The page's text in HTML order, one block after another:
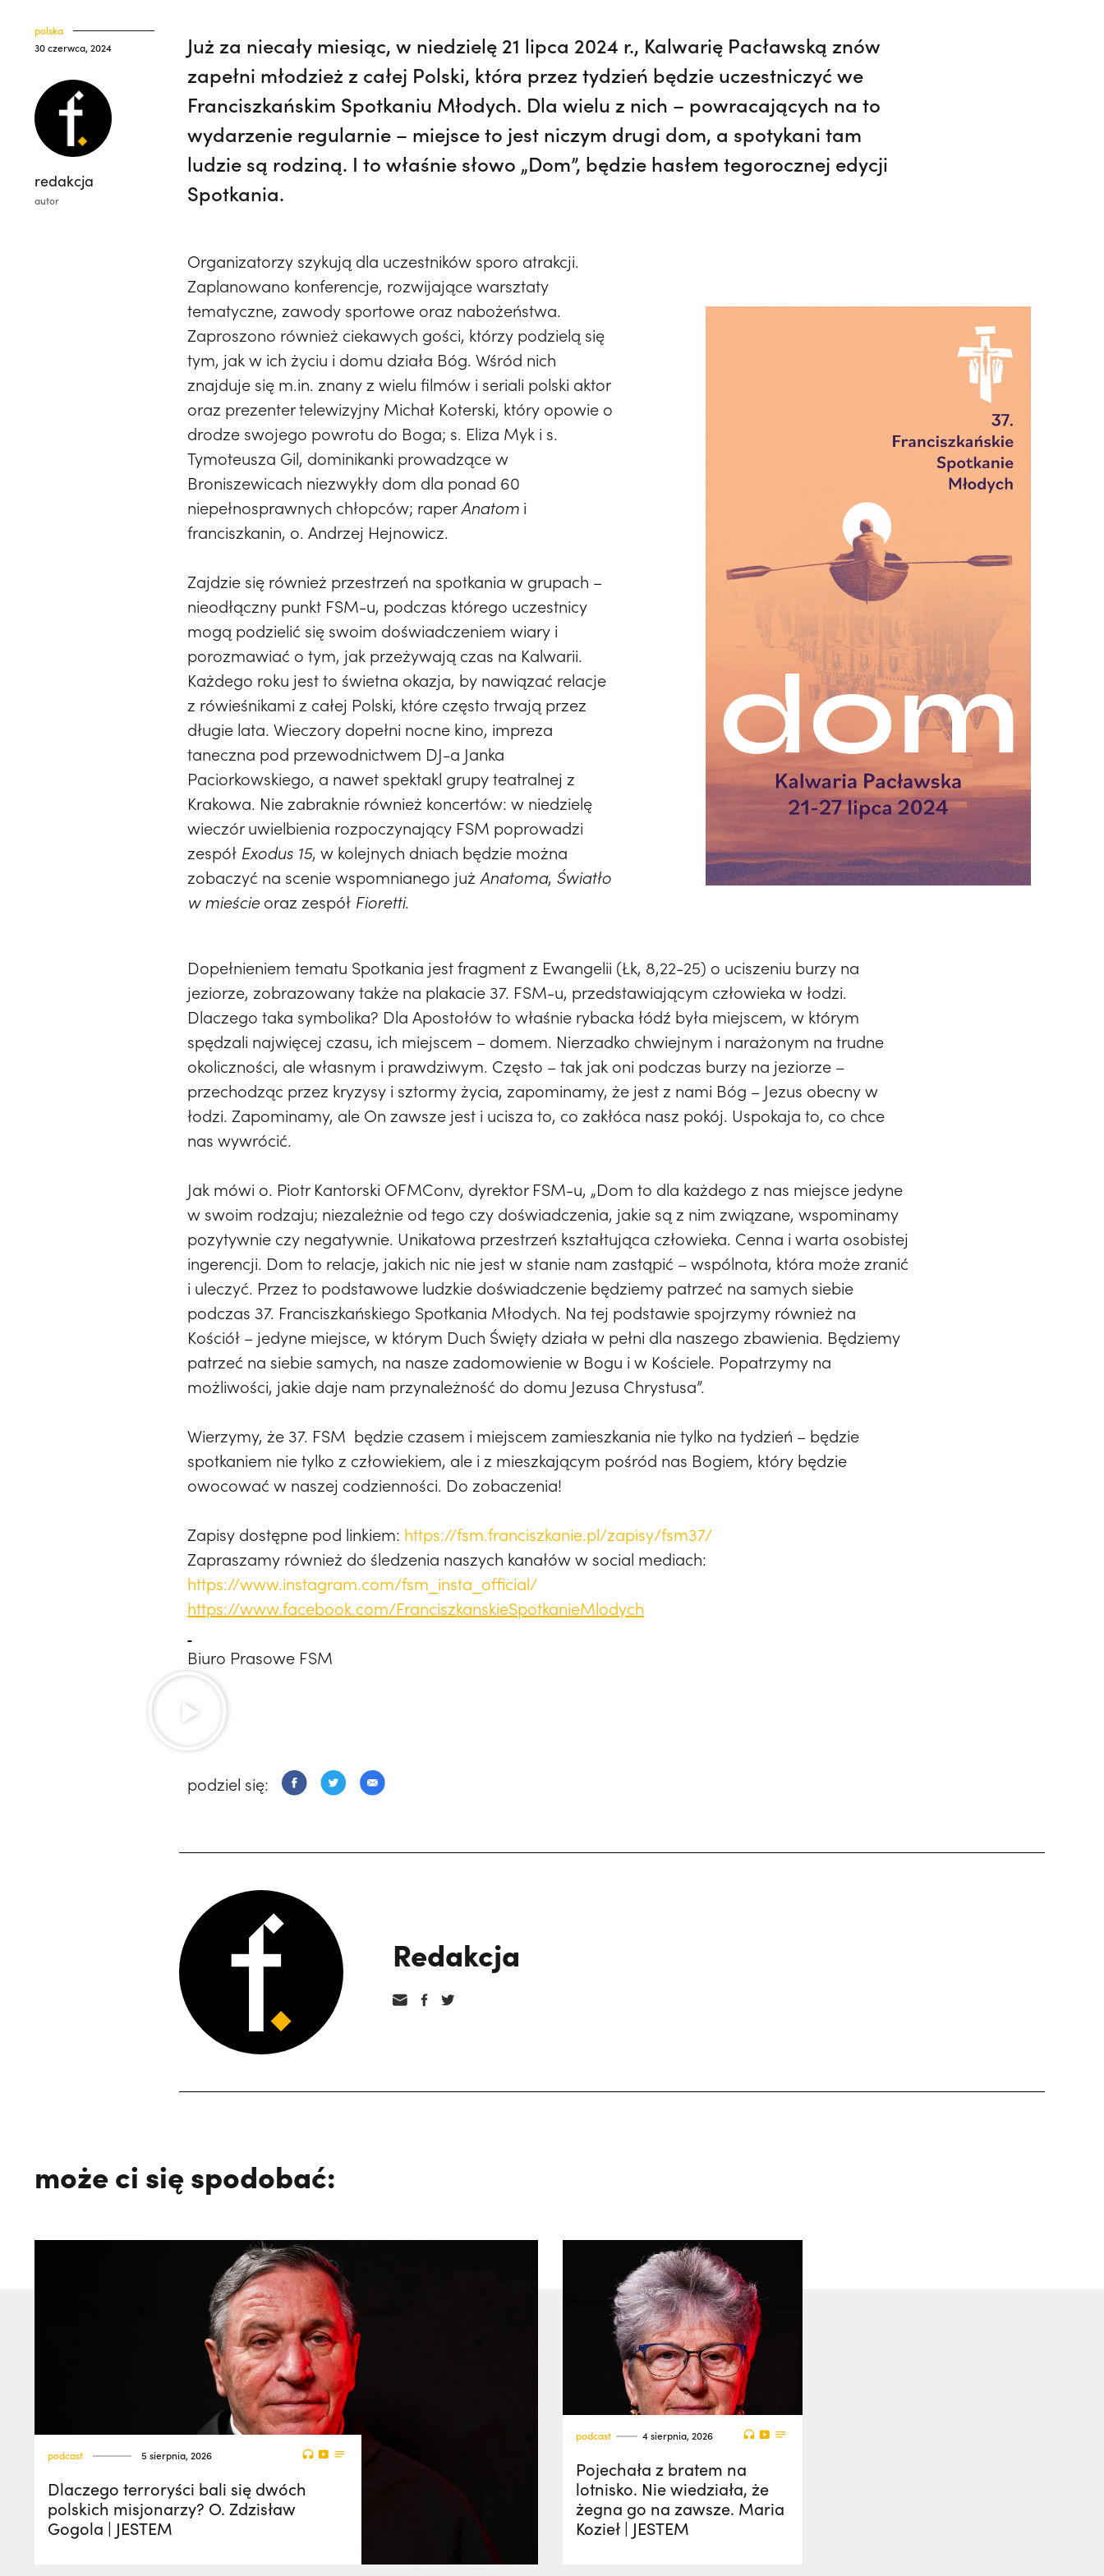
polska
30 czerwca, 2024
redakcja
autor
Już za niecały miesiąc, w niedzielę 21 lipca 2024 r., Kalwarię Pacławską znów
zapełni młodzież z całej Polski, która przez tydzień będzie uczestniczyć we
Franciszkańskim Spotkaniu Młodych. Dla wielu z nich – powracających na to
wydarzenie regularnie – miejsce to jest niczym drugi dom, a spotykani tam
ludzie są rodziną. I to właśnie słowo „Dom”, będzie hasłem tegorocznej edycji
Spotkania.
Organizatorzy szykują dla uczestników sporo atrakcji.
Zaplanowano konferencje, rozwijające warsztaty
tematyczne, zawody sportowe oraz nabożeństwa.
Zaproszono również ciekawych gości, którzy podzielą się
tym, jak w ich życiu i domu działa Bóg. Wśród nich
znajduje się m.in. znany z wielu filmów i seriali polski aktor
oraz prezenter telewizyjny Michał Koterski, który opowie o
drodze swojego powrotu do Boga; s. Eliza Myk i s.
Tymoteusza Gil, dominikanki prowadzące w
Broniszewicach niezwykły dom dla ponad 60
niepełnosprawnych chłopców; raperAnatom i
franciszkanin, o. Andrzej Hejnowicz.
Zajdzie się również przestrzeń na spotkania w grupach –
nieodłączny punkt FSM-u, podczas którego uczestnicy
mogą podzielić się swoim doświadczeniem wiary i
porozmawiać o tym, jak przeżywają czas na Kalwarii.
Każdego roku jest to świetna okazja, by nawiązać relacje
z rówieśnikami z całej Polski, które często trwają przez
długie lata. Wieczory dopełni nocne kino, impreza
taneczna pod przewodnictwem DJ-a Janka
Paciorkowskiego, a nawet spektakl grupy teatralnej z
Krakowa. Nie zabraknie również koncertów: w niedzielę
wieczór uwielbienia rozpoczynający FSM poprowadzi
zespół Exodus 15, w kolejnych dniach będzie można
zobaczyć na scenie wspomnianego już Anatoma, Światło
w mieścieoraz zespół Fioretti.
Dopełnieniem tematu Spotkania jest fragment z Ewangelii (Łk, 8,22-25) o uciszeniu burzy na
jeziorze, zobrazowany także na plakacie 37. FSM-u, przedstawiającym człowieka w łodzi.
Dlaczego taka symbolika? Dla Apostołów to właśnie rybacka łódź była miejscem, w którym
spędzali najwięcej czasu, ich miejscem – domem. Nierzadko chwiejnym i narażonym na trudne
okoliczności, ale własnym i prawdziwym. Często – tak jak oni podczas burzy na jeziorze –
przechodząc przez kryzysy i sztormy życia, zapominamy, że jest z nami Bóg – Jezus obecny w
łodzi. Zapominamy, ale On zawsze jest i ucisza to, co zakłóca nasz pokój. Uspokaja to, co chce
nas wywrócić.
Jak mówi o. Piotr Kantorski OFMConv, dyrektor FSM-u, „Dom to dla każdego z nas miejsce jedyne
w swoim rodzaju; niezależnie od tego czy doświadczenia, jakie są z nim związane, wspominamy
pozytywnie czy negatywnie. Unikatowa przestrzeń kształtująca człowieka. Cenna i warta osobistej
ingerencji. Dom to relacje, jakich nic nie jest w stanie nam zastąpić – wspólnota, która może zranić
i uleczyć. Przez to podstawowe ludzkie doświadczenie będziemy patrzeć na samych siebie
podczas 37. Franciszkańskiego Spotkania Młodych. Na tej podstawie spojrzymy również na
Kościół – jedyne miejsce, w którym Duch Święty działa w pełni dla naszego zbawienia. Będziemy
patrzeć na siebie samych, na nasze zadomowienie w Bogu i w Kościele. Popatrzymy na
możliwości, jakie daje nam przynależność do domu Jezusa Chrystusa”.
Wierzymy, że 37. FSM będzie czasem i miejscem zamieszkania nie tylko na tydzień – będzie
spotkaniem nie tylko z człowiekiem, ale i z mieszkającym pośród nas Bogiem, który będzie
owocować w naszej codzienności. Do zobaczenia!
Zapisy dostępne pod linkiem: https://fsm.franciszkanie.pl/zapisy/fsm37/
Zapraszamy również do śledzenia naszych kanałów w social mediach:
https://www.instagram.com/fsm_insta_official/
https://www.facebook.com/FranciszkanskieSpotkanieMlodych
Biuro Prasowe FSM
podziel się:
Redakcja
może ci się spodobać:
podcast 5 sierpnia, 2026
Dlaczego terroryści bali się dwóch
polskich misjonarzy? O. Zdzisław
Gogola | JESTEM
podcast 4 sierpnia, 2026
Pojechała z bratem na
lotnisko. Nie wiedziała, że
żegna go na zawsze. Maria
Kozieł | JESTEM